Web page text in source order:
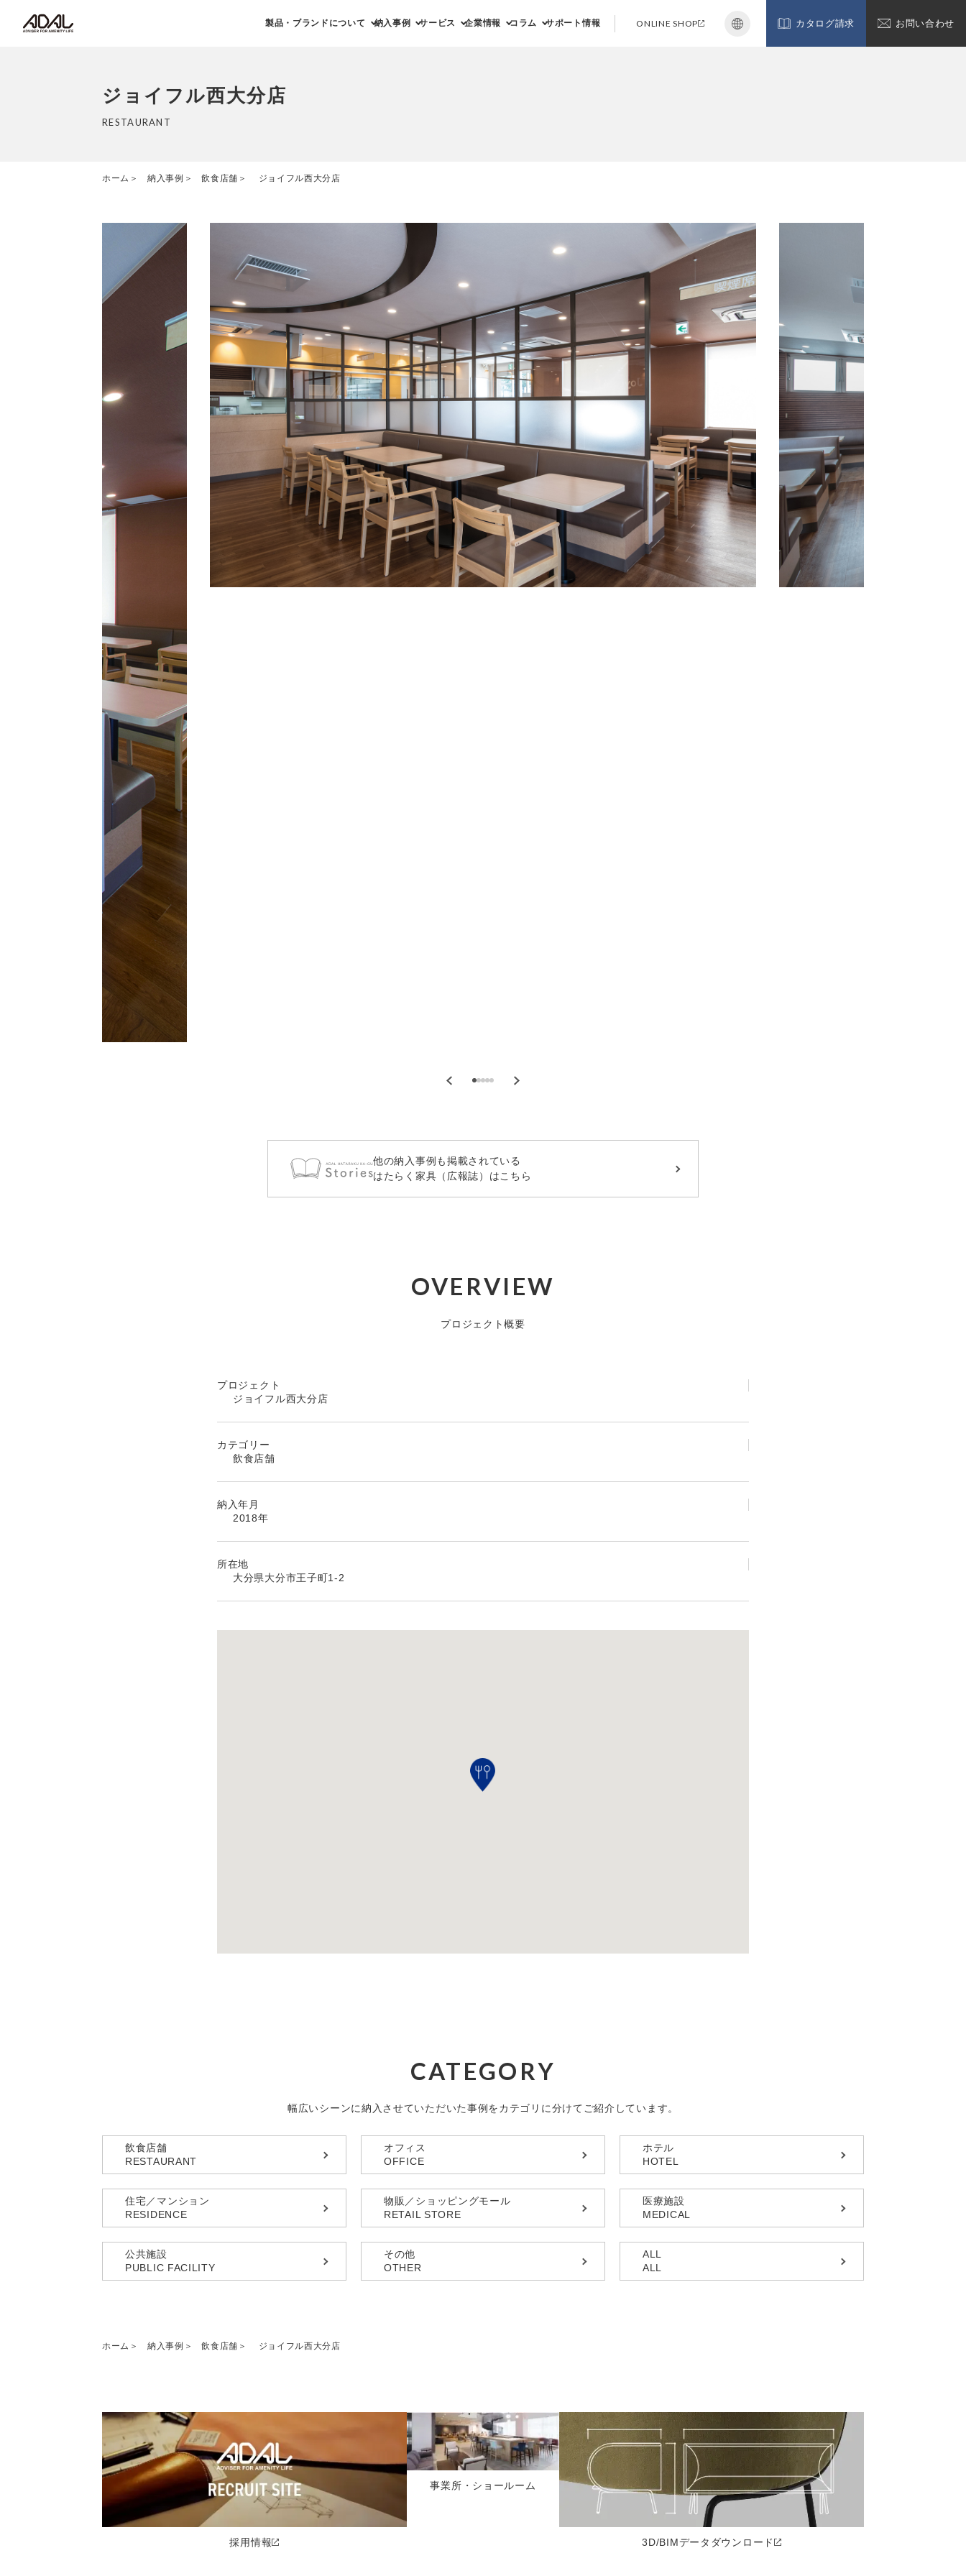
カタログ請求 お問い合わせ
製品・ブランドについて 納入事例 サービス 企業情報 コラム サポート情報 ONLINE SHOP
ジョイフル西大分店
RESTAURANT
ホーム 納入事例 飲食店舗 ジョイフル西大分店
他の納入事例も掲載されている
はたらく家具（広報誌）はこちら
OVERVIEW
プロジェクト概要
プロジェクト
ジョイフル西大分店
カテゴリー
飲食店舗
納入年月
2018年
所在地
大分県大分市王子町1-2
CATEGORY
幅広いシーンに納入させていただいた事例をカテゴリに分けてご紹介しています。
飲食店舗
RESTAURANT
オフィス
OFFICE
ホテル
HOTEL
住宅／マンション
RESIDENCE
物販／ショッピングモール
RETAIL STORE
医療施設
MEDICAL
公共施設
PUBLIC FACILITY
その他
OTHER
ALL
ALL
ホーム 納入事例 飲食店舗 ジョイフル西大分店
採用情報
事業所・ショールーム
3D/BIMデータ ダウンロード